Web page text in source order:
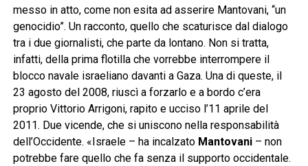
messo in atto, come non esita ad asserire Mantovani, “un
genocidio”. Un racconto, quello che scaturisce dal dialogo
tra i due giornalisti, che parte da lontano. Non si tratta,
infatti, della prima flotilla che vorrebbe interrompere il
blocco navale israeliano davanti a Gaza. Una di queste, il
23 agosto del 2008, riuscì a forzarlo e a bordo c’era
proprio Vittorio Arrigoni, rapito e ucciso l’11 aprile del
2011. Due vicende, che si uniscono nella responsabilità
dell’Occidente. «Israele – ha incalzato Mantovani– non
potrebbe fare quello che fa senza il supporto occidentale.